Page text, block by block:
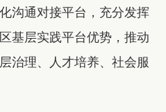
沟通对接平台，充分发挥
基层实践平台优势，推动
治理、人才培养、社会服